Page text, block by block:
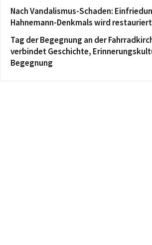
Nach Vandalismus-Schaden:
Hahnemann-Denkmals wird restauriert
Tag der Begegnung an der
verbindet Geschichte,
Begegnung